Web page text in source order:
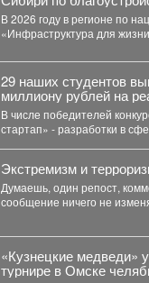
общественных
В 2026 году в регионе по
«Инфраструктура для
29 наших студентов
миллиону рублей на
проектов.
В числе победителей
стартап» - разработки в
Экстремизм и
Думаешь, один репост,
сообщение ничего не
«Кузнецкие медведи»
турнире в Омске